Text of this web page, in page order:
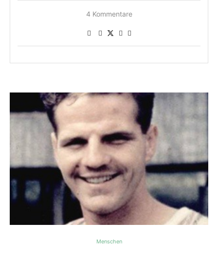
4 Kommentare
Menschen